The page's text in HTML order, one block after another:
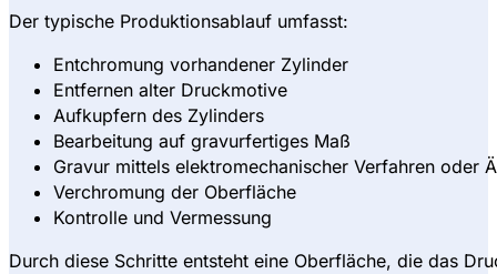
Der typische Produktionsablauf umfasst:
Entchromung vorhandener Zylinder
Entfernen alter Druckmotive
Aufkupfern des Zylinders
Bearbeitung auf gravurfertiges Maß
Gravur mittels elektromechanischer Verfahren oder
Verchromung der Oberfläche
Kontrolle und Vermessung
Durch diese Schritte entsteht eine Oberfläche, die das